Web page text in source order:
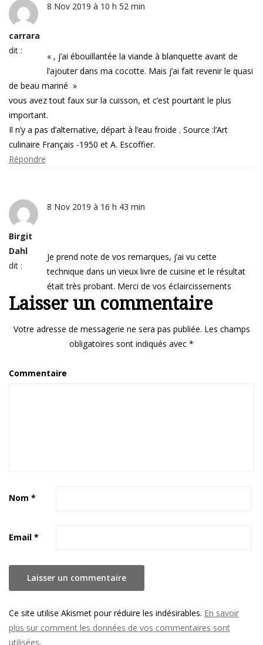
carrara
dit :
8 Nov 2019 à 10 h 52 min
« , j’ai ébouillantée la viande à blanquette avant de
l’ajouter dans ma cocotte. Mais j’ai fait revenir le quasi
de beau mariné »
vous avez tout faux sur la cuisson, et c’est pourtant le plus
important.
Il n’y a pas d’alternative, départ à l’eau froide . Source :l’Art
culinaire Français -1950 et A. Escoffier.
Répondre
Birgit
Dahl
dit :
8 Nov 2019 à 16 h 43 min
Je prend note de vos remarques, j’ai vu cette
technique dans un vieux livre de cuisine et le résultat
était très probant. Merci de vos éclaircissements
Laisser un commentaire
Votre adresse de messagerie ne sera pas publiée. Les champs
obligatoires sont indiqués avec *
Commentaire
Nom *
Email *
Ce site utilise Akismet pour réduire les indésirables. En savoir
plus sur comment les données de vos commentaires sont
utilisées.